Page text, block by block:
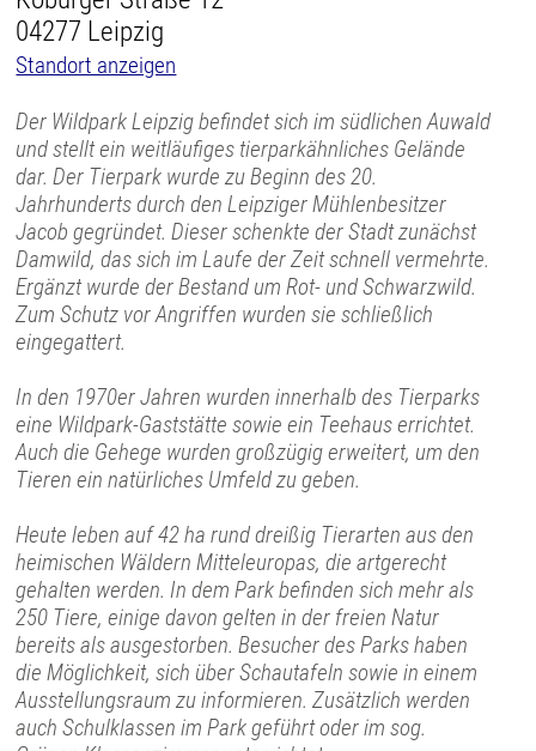
04277 Leipzig
Standort anzeigen
Der Wildpark Leipzig befindet sich im südlichen Auwald
und stellt ein weitläufiges tierparkähnliches Gelände
dar. Der Tierpark wurde zu Beginn des 20.
Jahrhunderts durch den Leipziger Mühlenbesitzer
Jacob gegründet. Dieser schenkte der Stadt zunächst
Damwild, das sich im Laufe der Zeit schnell vermehrte.
Ergänzt wurde der Bestand um Rot- und Schwarzwild.
Zum Schutz vor Angriffen wurden sie schließlich
eingegattert.
In den 1970er Jahren wurden innerhalb des Tierparks
eine Wildpark-Gaststätte sowie ein Teehaus errichtet.
Auch die Gehege wurden großzügig erweitert, um den
Tieren ein natürliches Umfeld zu geben.
Heute leben auf 42 ha rund dreißig Tierarten aus den
heimischen Wäldern Mitteleuropas, die artgerecht
gehalten werden. In dem Park befinden sich mehr als
250 Tiere, einige davon gelten in der freien Natur
bereits als ausgestorben. Besucher des Parks haben
die Möglichkeit, sich über Schautafeln sowie in einem
Ausstellungsraum zu informieren. Zusätzlich werden
auch Schulklassen im Park geführt oder im sog.